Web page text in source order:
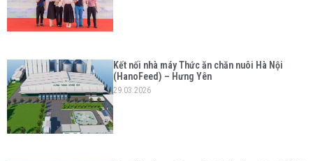
Kết nối nhà máy Thức ăn chăn nuôi Hà Nội
(HanoFeed) – Hưng Yên
29.03.2026